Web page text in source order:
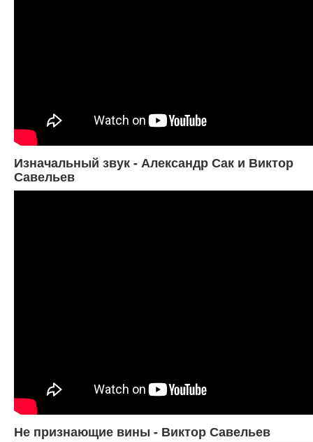
Изначальный звук - Александр Сак и Виктор
Савельев
Не признающие вины - Виктор Савельев